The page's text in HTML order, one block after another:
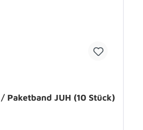
Paketband JUH (10 Stück)